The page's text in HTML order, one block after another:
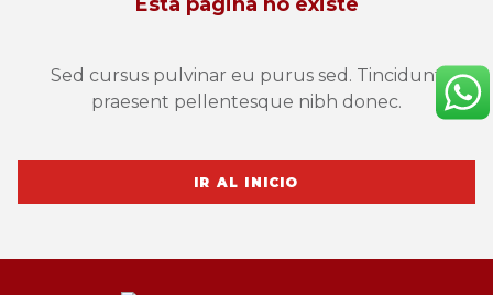
Sed cursus pulvinar eu purus sed. Tincidunt
praesent pellentesque nibh donec.
IR AL INICIO